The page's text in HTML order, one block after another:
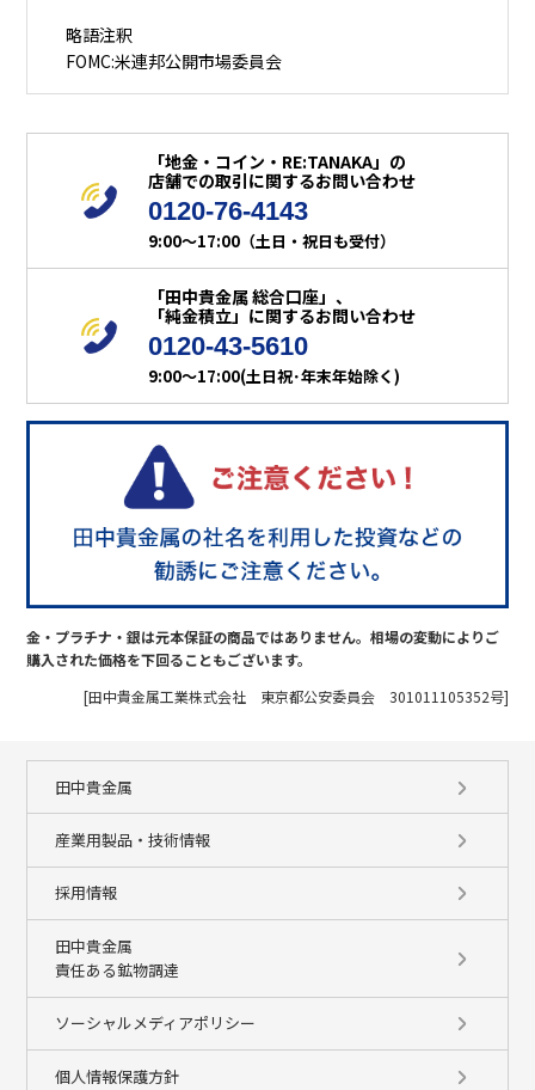
略語注釈
FOMC:米連邦公開市場委員会
「地金・コイン・RE:TANAKA」の
店舗での取引に関するお問い合わせ
0120-76-4143
9:00～17:00（土日・祝日も受付）
「田中貴金属 総合口座」、
「純金積立」に関するお問い合わせ
0120-43-5610
9:00～17:00(土日祝･年末年始除く)
金・プラチナ・銀は元本保証の商品ではありません。相場の変動によりご
購入された価格を下回ることもございます。
[田中貴金属工業株式会社 東京都公安委員会 301011105352号]
田中貴金属
産業用製品・技術情報
採用情報
田中貴金属
責任ある鉱物調達
ソーシャルメディアポリシー
個人情報保護方針